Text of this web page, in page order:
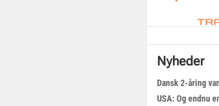
Nyheder
Dansk 2-åring
USA: Og endnu